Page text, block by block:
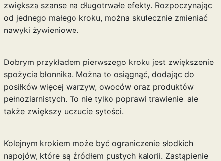
zwiększa szanse na długotrwałe efekty. Rozpoczynając
od jednego małego kroku, można skutecznie zmieniać
nawyki żywieniowe.
Dobrym przykładem pierwszego kroku jest zwiększenie
spożycia błonnika. Można to osiągnąć, dodając do
posiłków więcej warzyw, owoców oraz produktów
pełnoziarnistych. To nie tylko poprawi trawienie, ale
także zwiększy uczucie sytości.
Kolejnym krokiem może być ograniczenie słodkich
napojów, które są źródłem pustych kalorii. Zastąpienie